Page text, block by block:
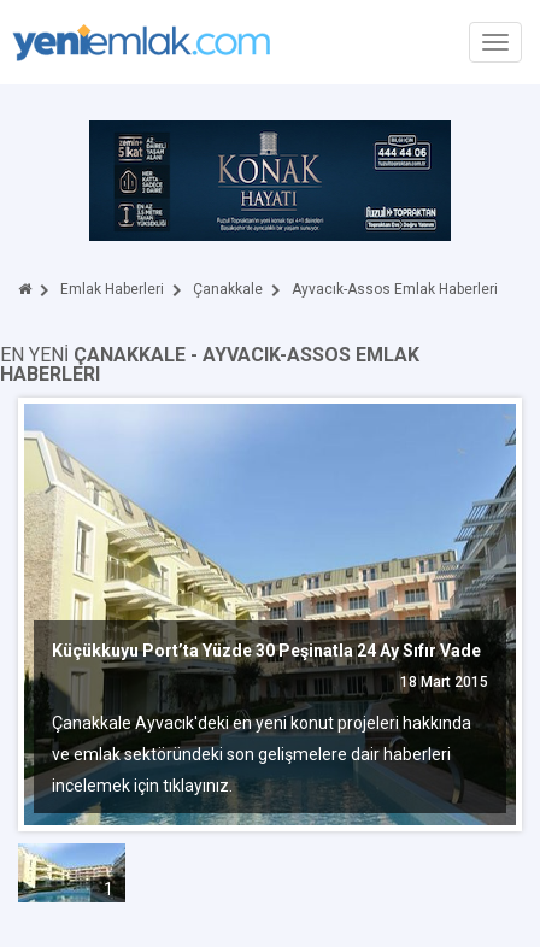
Emlak Haberleri Çanakkale Ayvacık-Assos Emlak Haberleri
EN YENİ ÇANAKKALE - AYVACIK-ASSOS EMLAK
HABERLERI
Küçükkuyu Port’ta Yüzde 30 Peşinatla 24 Ay Sıfır Vade
18 Mart 2015
Çanakkale Ayvacık'deki en yeni konut projeleri hakkında
ve emlak sektöründeki son gelişmelere dair haberleri
incelemek için tıklayınız.
1